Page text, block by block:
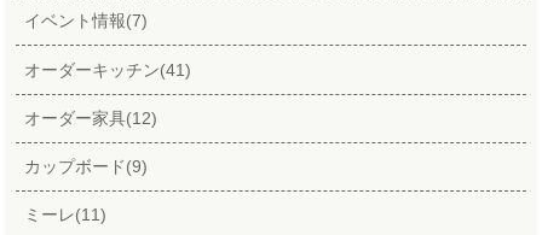
イベント情報(7)
オーダーキッチン(41)
オーダー家具(12)
カップボード(9)
ミーレ(11)